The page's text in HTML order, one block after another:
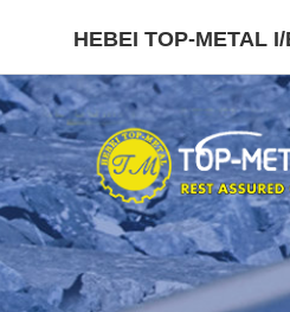
HEBEI TOP-METAL